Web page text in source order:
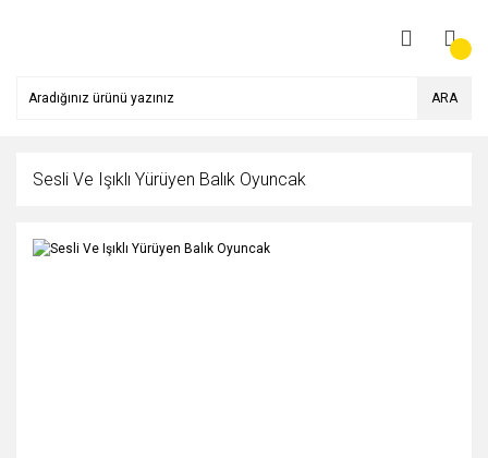
ARA
Sesli Ve Işıklı Yürüyen Balık Oyuncak